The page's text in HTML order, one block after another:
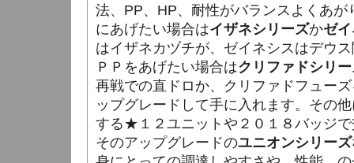
法、PP、HP、耐性がバランスよくあが
にあげたい場合はイザネシリーズかゼ
はイザネカヅチが、ゼイネシスはデウ
ＰＰをあげたい場合はクリファドシリ
再戦での直ドロか、クリファドフュー
ップグレードして手に入れます。その
する★１２ユニットや２０１８バッジ
そのアップグレードのユニオンシリーズ